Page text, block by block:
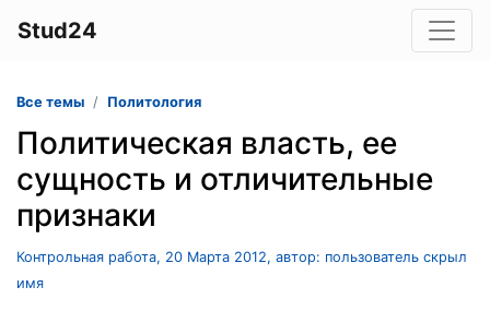
Stud24
Все темы Политология
Политическая власть, ее
сущность и отличительные
признаки
Контрольная работа, 20 Марта 2012, автор: пользователь скрыл
имя